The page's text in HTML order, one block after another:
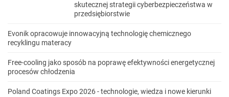
skutecznej strategii cyberbezpieczeństwa w
przedsiębiorstwie
Evonik opracowuje innowacyjną technologię chemicznego
recyklingu materacy
Free-cooling jako sposób na poprawę efektywności energetycznej
procesów chłodzenia
Poland Coatings Expo 2026 - technologie, wiedza i nowe kierunki